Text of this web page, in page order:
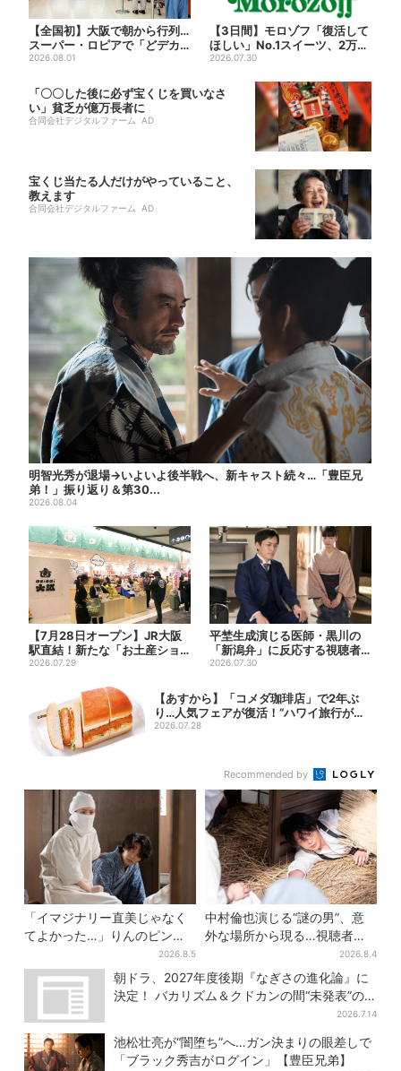
【全国初】大阪で朝から行列…
スーパー・ロピアで「どデカ
抽選会」、開始30分で“1...
2026.08.01
【3日間】モロゾフ「復活して
ほしい」No.1スイーツ、2万3
865票から選ばれた...
2026.07.30
「〇〇した後に必ず宝くじを買いなさ
い」貧乏が億万長者に
合同会社デジタルファーム AD
宝くじ当たる人だけがやっていること、
教えます
合同会社デジタルファーム AD
明智光秀が退場→いよいよ後半戦へ、新キャスト続々…「豊臣兄
弟！」振り返り＆第30...
2026.08.04
【7月28日オープン】JR大阪
駅直結！新たな「お土産ショ
ップ」、銘菓バラ売りで地...
2026.07.29
平埜生成演じる医師・黒川の
「新潟弁」に反応する視聴者
続出「グッときた」
2026.07.30
【あすから】「コメダ珈琲店」で2年ぶ
り…人気フェアが復活！“ハワイ旅行が当
たる”...
2026.07.28
Recommended by
「イマジナリー直美じゃなく
てよかった…」りんのピンチ
に駆けつける直美、ベストな
タイミングに視聴者歓喜
2026.8.5
中村倫也演じる“謎の男”、意
外な場所から現る…視聴者歓
喜「こんな登場シーンとは」
2026.8.4
朝ドラ、2027年度後期『なぎさの進化論』に
決定！ バカリズム＆クドカンの間“未発表”の
2026.7.14
池松壮亮が“闇堕ち”へ…ガン決まりの眼差しで
「ブラック秀吉がログイン」【豊臣兄弟】